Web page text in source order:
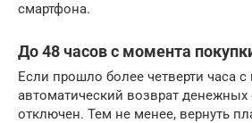
смартфона.
До 48 часов с момента
Если прошло более четверти часа
автоматический возврат денежных
отключен. Тем не менее, вернуть